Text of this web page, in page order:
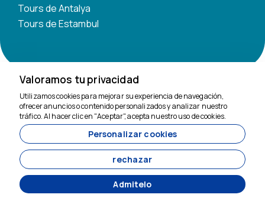
Tours de Antalya
Tours de Estambul
Desarrollado por
Valoramos tu privacidad
Utilizamos cookies para mejorar su experiencia de navegación,
ofrecer anuncios o contenido personalizados y analizar nuestro
tráfico. Al hacer clic en "Aceptar", acepta nuestro uso de cookies.
Personalizar cookies
rechazar
Admitelo
Estamos aquí para
ayudar